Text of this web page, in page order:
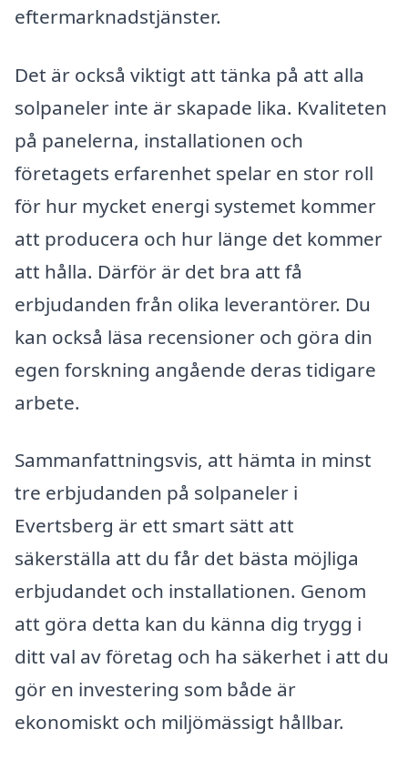
eftermarknadstjänster.
Det är också viktigt att tänka på att alla
solpaneler inte är skapade lika. Kvaliteten
på panelerna, installationen och
företagets erfarenhet spelar en stor roll
för hur mycket energi systemet kommer
att producera och hur länge det kommer
att hålla. Därför är det bra att få
erbjudanden från olika leverantörer. Du
kan också läsa recensioner och göra din
egen forskning angående deras tidigare
arbete.
Sammanfattningsvis, att hämta in minst
tre erbjudanden på solpaneler i
Evertsberg är ett smart sätt att
säkerställa att du får det bästa möjliga
erbjudandet och installationen. Genom
att göra detta kan du känna dig trygg i
ditt val av företag och ha säkerhet i att du
gör en investering som både är
ekonomiskt och miljömässigt hållbar.